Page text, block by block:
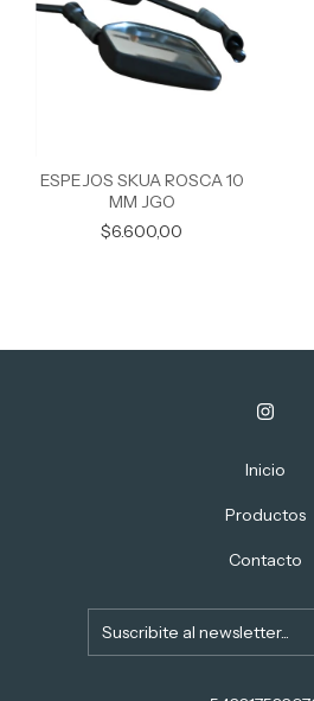
ESPEJOS SKUA ROSCA 10
MM JGO
$6.600,00
Inicio
Productos
Contacto